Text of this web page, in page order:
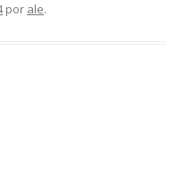
por ale.